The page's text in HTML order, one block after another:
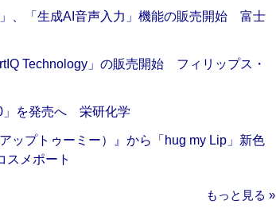
、「生成AI音声入力」機能の販売開始 富士
Technology」の販売開始 フィリップス・
」を発売へ 栄研化学
ップトゥーミー）』から「hug my Lip」新色
メポート
もっと見る »